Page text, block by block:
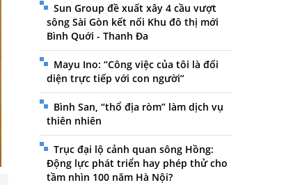
Sun Group đề xuất xây 4 cầu vượt
sông Sài Gòn kết nối Khu đô thị mới
Bình Quới - Thanh Đa
Mayu Ino: “Công việc của tôi là đối
diện trực tiếp với con người”
Bình San, “thổ địa ròm” làm dịch vụ
thiên nhiên
Trục đại lộ cảnh quan sông Hồng:
Động lực phát triển hay phép thử cho
tầm nhìn 100 năm Hà Nội?